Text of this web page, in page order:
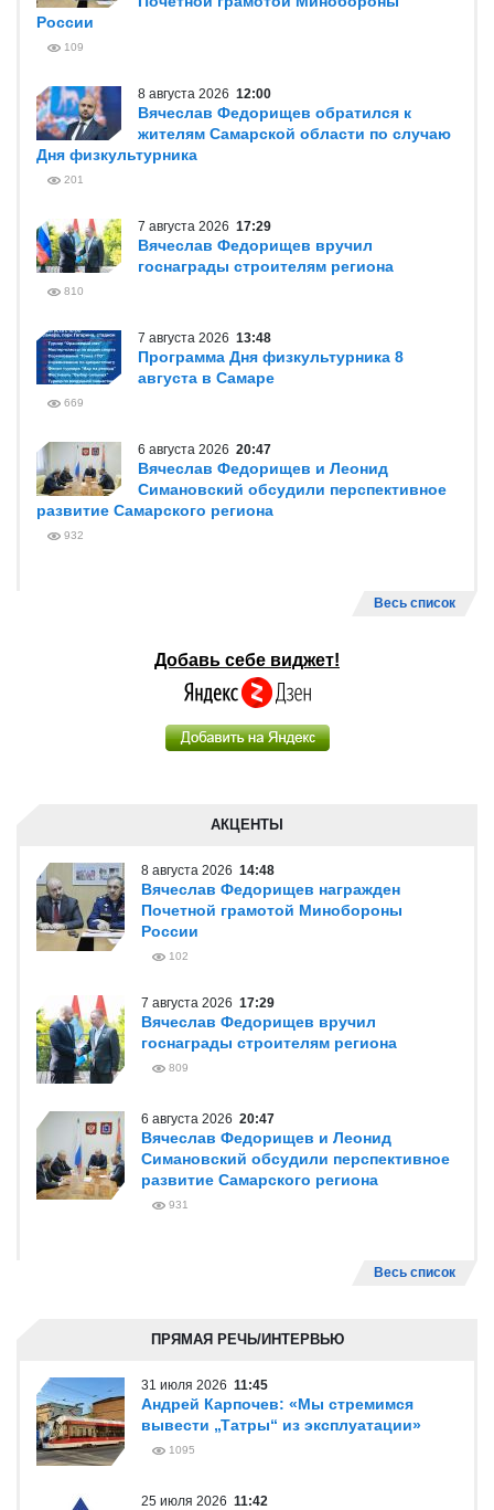
России
109
8 августа 2026 12:00
Вячеслав Федорищев обратился к
жителям Самарской области по случаю
Дня физкультурника
201
7 августа 2026 17:29
Вячеслав Федорищев вручил
госнаграды строителям региона
810
7 августа 2026 13:48
Программа Дня физкультурника 8
августа в Самаре
669
6 августа 2026 20:47
Вячеслав Федорищев и Леонид
Симановский обсудили перспективное
развитие Самарского региона
932
Весь список
Добавь себе виджет!
АКЦЕНТЫ
8 августа 2026 14:48
Вячеслав Федорищев награжден
Почетной грамотой Минобороны
России
102
7 августа 2026 17:29
Вячеслав Федорищев вручил
госнаграды строителям региона
809
6 августа 2026 20:47
Вячеслав Федорищев и Леонид
Симановский обсудили перспективное
развитие Самарского региона
931
Весь список
ПРЯМАЯ РЕЧЬ/ИНТЕРВЬЮ
31 июля 2026 11:45
Андрей Карпочев: «Мы стремимся
вывести „Татры“ из эксплуатации»
1095
25 июля 2026 11:42